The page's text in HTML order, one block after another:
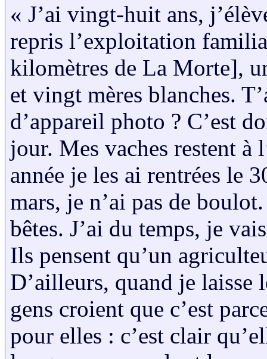
« J’ai vingt-huit ans,
repris l’exploitation
kilomètres de La Morte],
et vingt mères blanches.
d’appareil photo ? C’est
jour. Mes vaches restent à
année je les ai rentrées le
mars, je n’ai pas de
bêtes. J’ai du temps, je
Ils pensent qu’un
D’ailleurs, quand je laisse
gens croient que c’est
pour elles : c’est clair